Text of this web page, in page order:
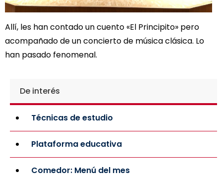
Allí, les han contado un cuento «El Principito» pero
acompañado de un concierto de música clásica. Lo
han pasado fenomenal.
De interés
Técnicas de estudio
Plataforma educativa
Comedor: Menú del mes